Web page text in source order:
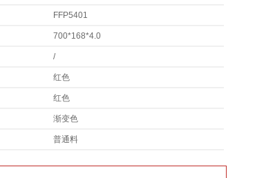
FFP5401
700*168*4.0
/
红色
红色
渐变色
普通料